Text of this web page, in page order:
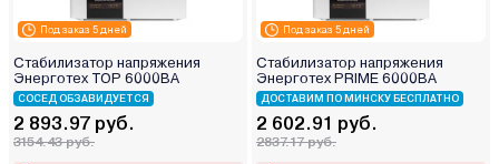
Под заказ 5 дней
Стабилизатор напряжения
Энерготех TOP 6000ВА
СОСЕД ОБЗАВИДУЕТСЯ
2 893.97 руб.
3154.43 руб.
Под заказ 5 дней
Стабилизатор напряжения
Энерготех PRIME 6000ВА
ДОСТАВИМ ПО МИНСКУ БЕСПЛАТНО
2 602.91 руб.
2837.17 руб.